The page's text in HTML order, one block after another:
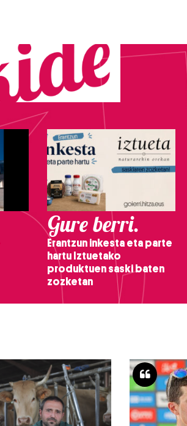
Gure berri.
Erantzun inkesta eta parte
hartu Iztuetako
produktuen saski baten
zozketan